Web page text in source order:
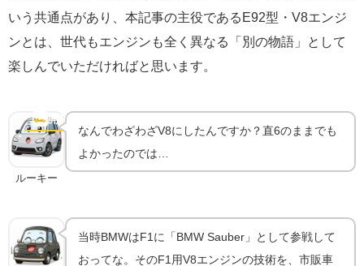
いう共通点があり、本記事の主役であるE92型・V8エンジ
ンとは、世代もエンジンも全く異なる「別の物語」として
楽しんでいただければと思います。
🏎️開発秘話
ルーキー
なんでわざわざV8にしたんですか？直6のままでも
よかったのでは…
当時BMWはF1に「BMW Sauber」として参戦して
おってな。そのF1用V8エンジンの技術を、市販車